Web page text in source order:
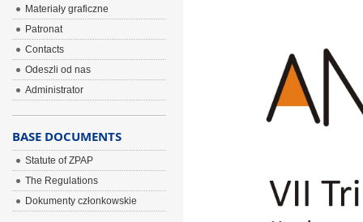
Materiały graficzne
Patronat
Contacts
Odeszli od nas
Administrator
BASE DOCUMENTS
Statute of ZPAP
The Regulations
Dokumenty członkowskie